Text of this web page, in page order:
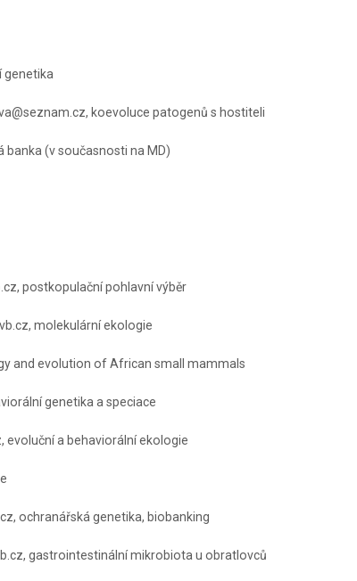
genetika
koevoluce patogenů s hostiteli
banka (v současnosti na MD)
postkopulační pohlavní výběr
molekulární ekologie
and evolution of African small mammals
genetika a speciace
evoluční a behaviorální ekologie
ochranářská genetika, biobanking
gastrointestinální mikrobiota u obratlovců